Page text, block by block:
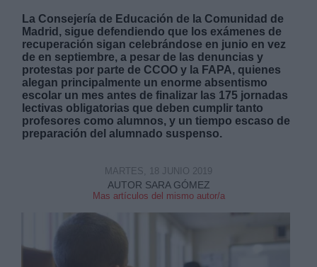
La Consejería de Educación de la Comunidad de
Madrid, sigue defendiendo que los exámenes de
recuperación sigan celebrándose en junio en vez
de en septiembre, a pesar de las denuncias y
protestas por parte de CCOO y la FAPA, quienes
alegan principalmente un enorme absentismo
escolar un mes antes de finalizar las 175 jornadas
lectivas obligatorias que deben cumplir tanto
profesores como alumnos, y un tiempo escaso de
preparación del alumnado suspenso.
AUTOR SARA GÓMEZ
Mas artículos del mismo autor/a
MARTES, 18 JUNIO 2019
Derechos:
link
Información adicional